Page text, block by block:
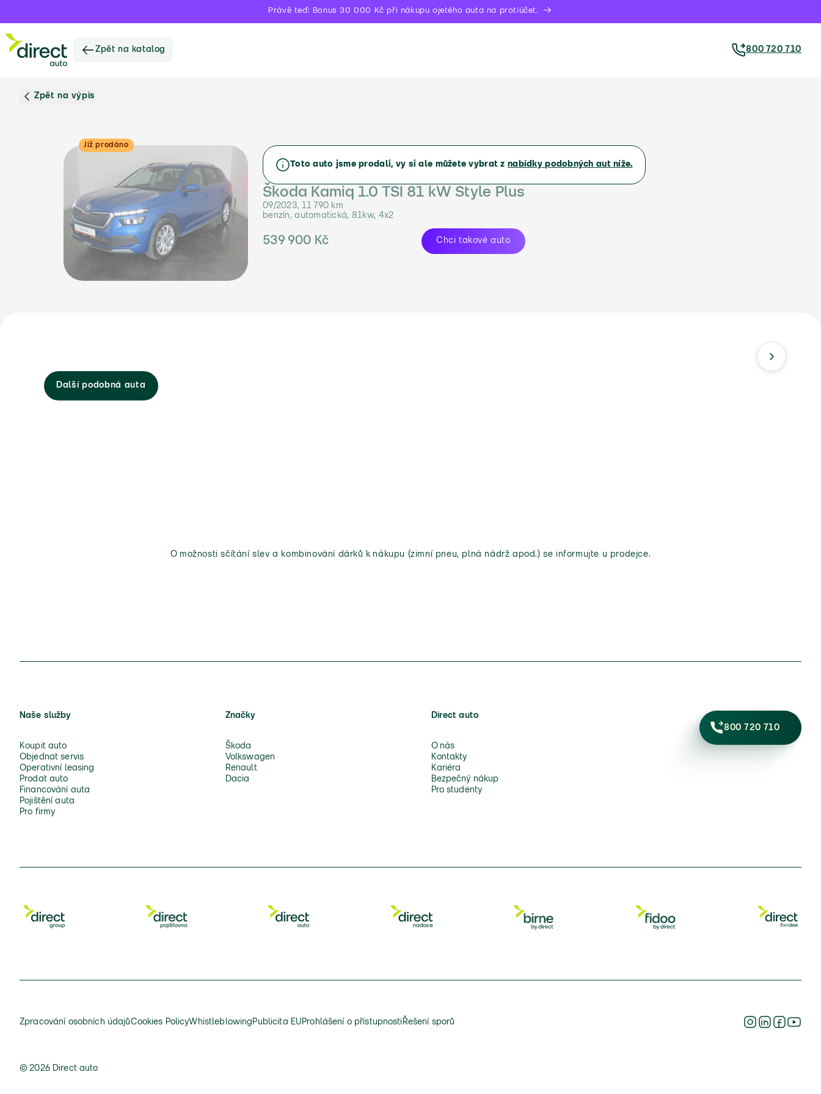
Právě teď: Bonus 30 000 Kč při nákupu ojetého auta na protiúčet.
Zpět na katalog 800 720 710
Zpět na výpis
Již prodáno
Toto auto jsme prodali, vy si ale můžete vybrat z nabídky podobných aut níže.
Škoda Kamiq 1.0 TSI 81 kW Style Plus
09/2023, 11 790 km
benzín, automatická, 81kw, 4x2
539 900 Kč Chci takové auto
Další podobná auta
O možnosti sčítání slev a kombinování dárků k nákupu (zimní pneu, plná nádrž apod.) se informujte u prodejce.
Naše služby
Koupit auto
Objednat servis
Operativní leasing
Prodat auto
Financování auta
Pojištění auta
Pro firmy
Značky
Škoda
Volkswagen
Renault
Dacia
Direct auto
O nás
Kontakty
Kariéra
Bezpečný nákup
Pro studenty
800 720 710
Zpracování osobních údajůCookies PolicyWhistleblowing Publicita EU Prohlášení o přístupnosti Řešení sporů
© 2026 Direct auto